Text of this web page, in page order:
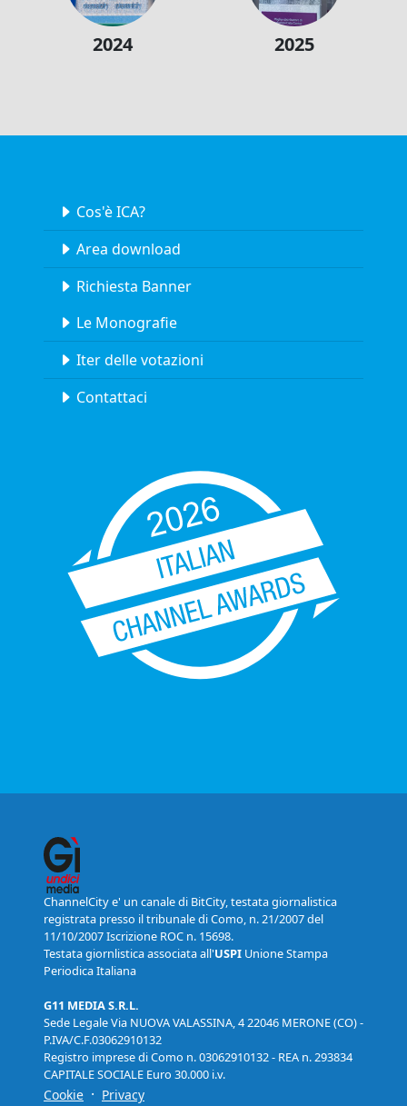
2024 2025
Cos'è ICA?
Area download
Richiesta Banner
Le Monografie
Iter delle votazioni
Contattaci
ChannelCity e' un canale di BitCity, testata giornalistica
registrata presso il tribunale di Como, n. 21/2007 del
11/10/2007 Iscrizione ROC n. 15698.
Testata giornlistica associata all'USPI Unione Stampa
Periodica Italiana
G11 MEDIA S.R.L.
Sede Legale Via NUOVA VALASSINA, 4 22046 MERONE (CO) -
P.IVA/C.F.03062910132
Registro imprese di Como n. 03062910132 - REA n. 293834
CAPITALE SOCIALE Euro 30.000 i.v.
Cookie · Privacy